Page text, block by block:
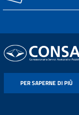
PER SAPERNE DI PIÙ